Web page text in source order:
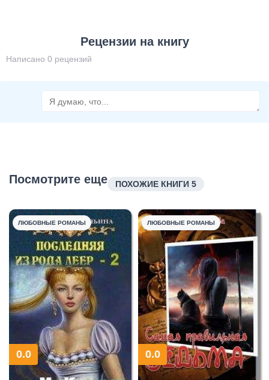
Рецензии на книгу
Написано 0 рецензий
Посмотрите еще ПОХОЖИЕ КНИГИ 5
ЛЮБОВНЫЕ РОМАНЫ
0.0
ЛЮБОВНЫЕ РОМАНЫ
0.0